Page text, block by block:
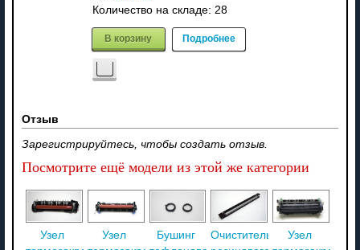
Количество на складе: 28
В корзину Подробнее
Отзыв
Зарегистрируйтесь, чтобы создать отзыв.
Посмотрите ещё модели из этой же категории
Узел
Узел
Бушинг
Очиститель
Узел